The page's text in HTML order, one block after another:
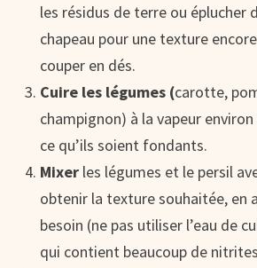
les résidus de terre ou éplucher
chapeau pour une texture
couper en dés.
Cuire les légumes (carotte,
champignon) à la vapeur
ce qu’ils soient fondants.
Mixer les légumes et le persil
obtenir la texture souhaitée, en
besoin (ne pas utiliser l’eau de
qui contient beaucoup de